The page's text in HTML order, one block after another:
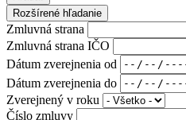
Rozšírené hľadanie
Zmluvná strana
Zmluvná strana IČO
Dátum zverejnenia od
Dátum zverejnenia do
Zverejnený v roku
Číslo zmluvy